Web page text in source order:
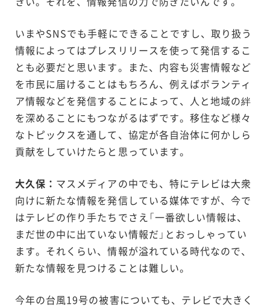
いまやSNSでも手軽にできることですし、取り扱う
情報によってはプレスリリースを使って発信するこ
とも必要だと思います。また、内容も災害情報など
を市民に届けることはもちろん、例えばボランティ
ア情報などを発信することによって、人と地域の絆
を深めることにもつながるはずです。移住など様々
なトピックスを通して、協定が各自治体に何かしら
貢献をしていけたらと思っています。
大久保： マスメディアの中でも、特にテレビは大衆
向けに新たな情報を発信している媒体ですが、今で
はテレビの作り手たちでさえ「一番欲しい情報は、
まだ世の中に出ていない情報だ」とおっしゃってい
ます。それくらい、情報が溢れている時代なので、
新たな情報を見つけることは難しい。
今年の台風19号の被害についても、テレビで大きく